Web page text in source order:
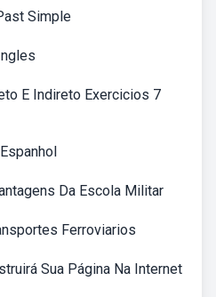
Simple
E Indireto Exercicios 7
Da Escola Militar
Ferroviarios
Sua Página Na Internet